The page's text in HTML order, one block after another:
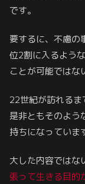
です。
要するに、不慮の
位2割に入るよう
ことが可能ではな
22世紀が訪れるま
是非ともそのよう
持ちになっていま
大した内容ではな
張って生きる目的